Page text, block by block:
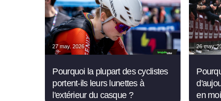
27 may. 2026
Pourquoi la plupart des cyclistes
portent-ils leurs lunettes à
l'extérieur du casque ?
26 may.
en